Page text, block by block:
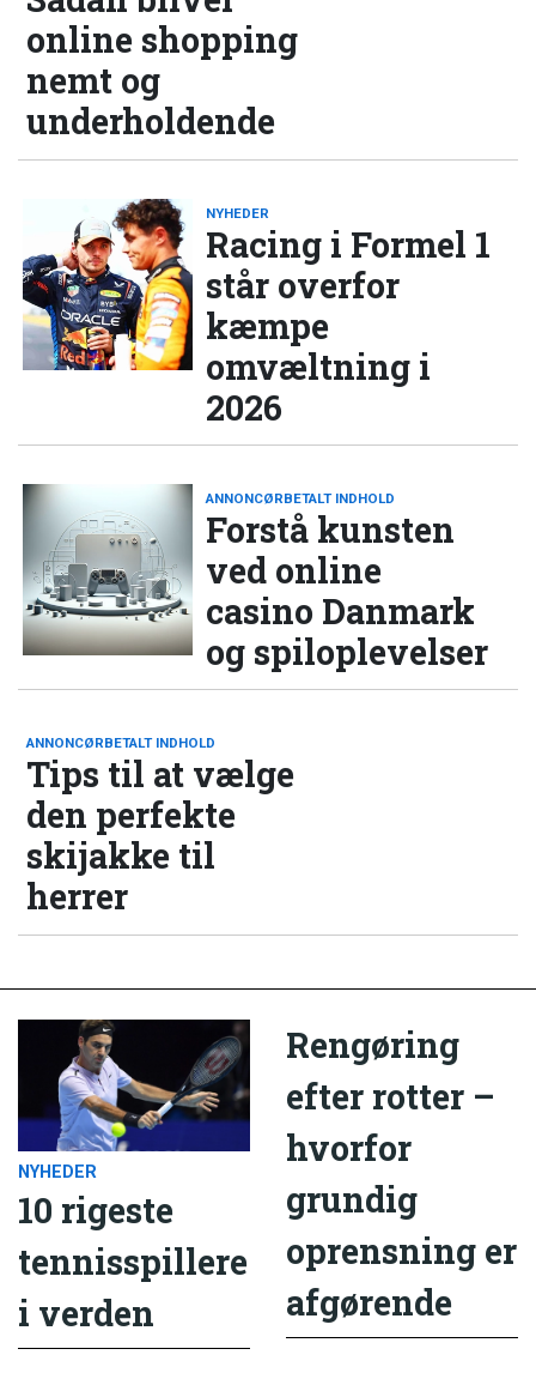
online shopping
nemt og
underholdende
NYHEDER
Racing i Formel 1
står overfor
kæmpe
omvæltning i
2026
ANNONCØRBETALT INDHOLD
Forstå kunsten
ved online
casino Danmark
og spiloplevelser
ANNONCØRBETALT INDHOLD
Tips til at vælge
den perfekte
skijakke til
herrer
NYHEDER
10 rigeste
tennisspillere
i verden
Rengøring
efter rotter –
hvorfor
grundig
oprensning er
afgørende